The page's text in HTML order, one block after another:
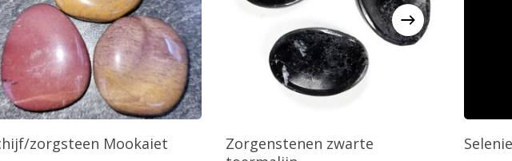
Toevoegen Aan Winkelwagen
zorgsteen Mookaiet
Toevoegen Aan Winkelwagen
Zorgenstenen zwarte